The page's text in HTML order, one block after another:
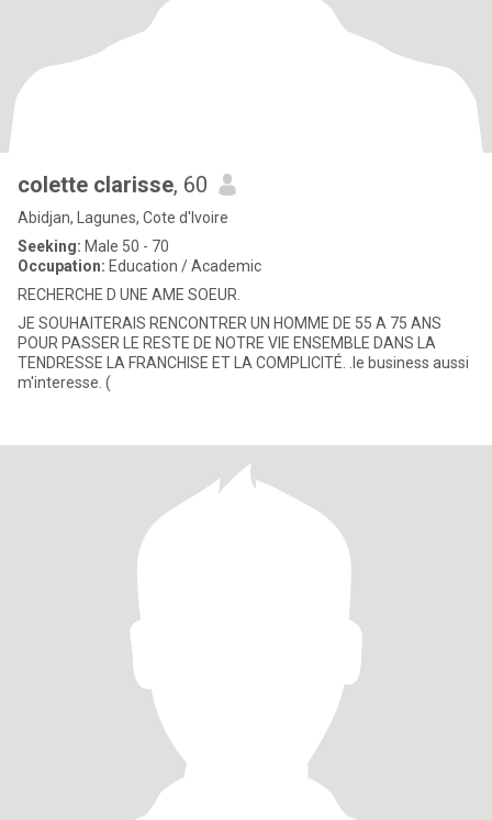
colette clarisse, 60
Abidjan, Lagunes, Cote d'Ivoire
Seeking: Male 50 - 70
Occupation: Education / Academic
RECHERCHE D UNE AME SOEUR.
JE SOUHAITERAIS RENCONTRER UN HOMME DE 55 A 75 ANS
POUR PASSER LE RESTE DE NOTRE VIE ENSEMBLE DANS LA
TENDRESSE LA FRANCHISE ET LA COMPLICITÉ. .le business aussi
m'interesse. (